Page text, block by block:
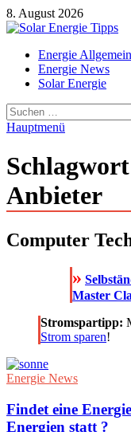
Zum
Inhalt
8. August 2026
Solar Energie Tipps
Solar Energie und
Energie Allgemein
Energie News
Solar Energie
Suchen
nach:
Hauptmenü
Anbieter
Computer
»
Master
Stromspartipp:
Strom sparen!
Energie News
Findet eine
Energien statt ?